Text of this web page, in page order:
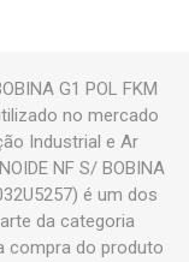
G1 POL FKM
no mercado
Industrial e Ar
NF S/ BOBINA
é um dos
da categoria
compra do produto